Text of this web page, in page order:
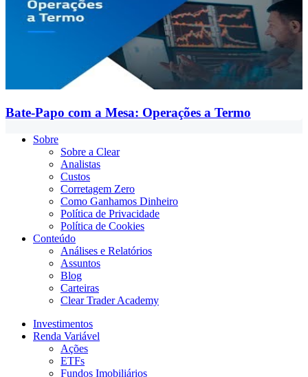
Bate-Papo com a Mesa: Operações a Termo
Sobre
Sobre a Clear
Analistas
Custos
Corretagem Zero
Como Ganhamos Dinheiro
Política de Privacidade
Política de Cookies
Conteúdo
Análises e Relatórios
Assuntos
Blog
Carteiras
Clear Trader Academy
Investimentos
Renda Variável
Ações
ETFs
Fundos Imobiliários